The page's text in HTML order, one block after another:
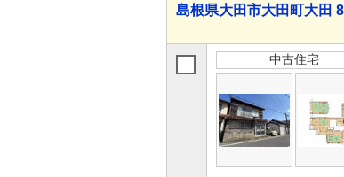
島根県大田市大田町大田
中古住宅